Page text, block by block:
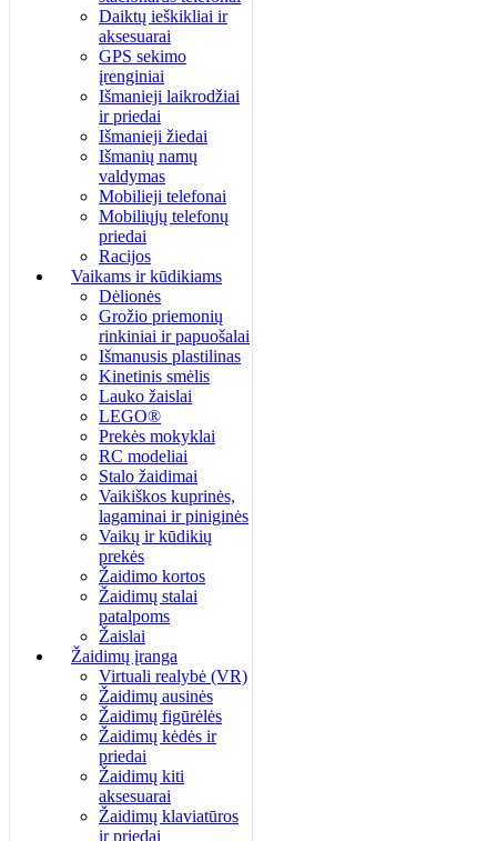
Daiktų ieškikliai ir
aksesuarai
GPS sekimo
įrenginiai
Išmanieji laikrodžiai
ir priedai
Išmanieji žiedai
Išmanių namų
valdymas
Mobilieji telefonai
Mobiliųjų telefonų
priedai
Racijos
Vaikams ir kūdikiams
Dėlionės
Grožio priemonių
rinkiniai ir papuošalai
Išmanusis plastilinas
Kinetinis smėlis
Lauko žaislai
LEGO®
Prekės mokyklai
RC modeliai
Stalo žaidimai
Vaikiškos kuprinės,
lagaminai ir piniginės
Vaikų ir kūdikių
prekės
Žaidimo kortos
Žaidimų stalai
patalpoms
Žaislai
Žaidimų įranga
Virtuali realybė (VR)
Žaidimų ausinės
Žaidimų figūrėlės
Žaidimų kėdės ir
priedai
Žaidimų kiti
aksesuarai
Žaidimų klaviatūros
ir priedai